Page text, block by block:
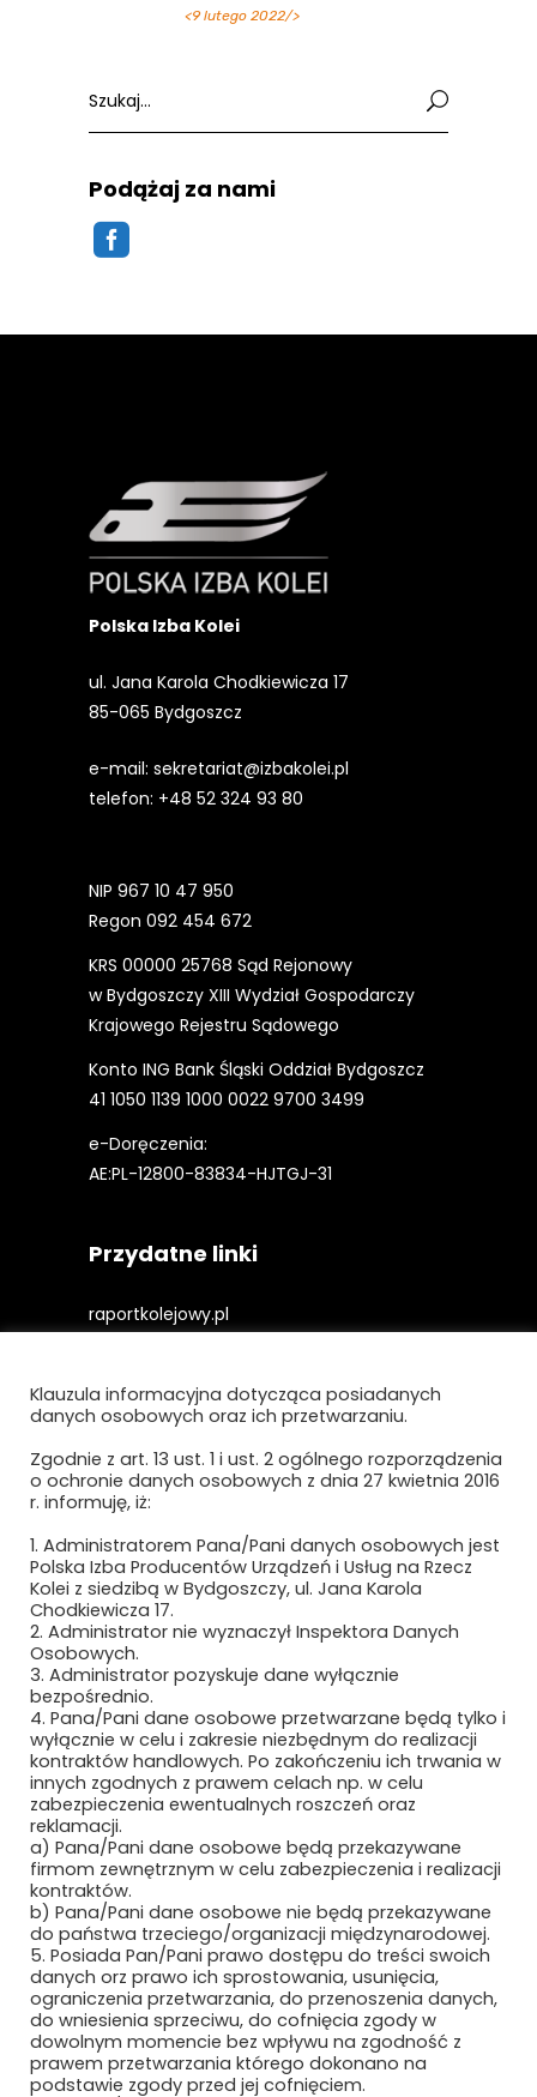
<9 lutego 2022/>
for:
Podążaj za nami
Polska Izba Kolei
ul. Jana Karola Chodkiewicza 17
85-065 Bydgoszcz
e-mail: sekretariat@izbakolei.pl
telefon: +48 52 324 93 80
NIP 967 10 47 950
Regon 092 454 672
KRS 00000 25768 Sąd Rejonowy
w Bydgoszczy XIII Wydział Gospodarczy
Krajowego Rejestru Sądowego
Konto ING Bank Śląski Oddział Bydgoszcz
41 1050 1139 1000 0022 9700 3499
e-Doręczenia:
AE:PL-12800-83834-HJTGJ-31
Przydatne linki
raportkolejowy.pl
kolejowefirmy.pl
Polityka prywatności i cookies
Regulamin strony
Newsletter
Subskrybuj, aby być na bieżąco
Bezpieczne płatności
Klauzula informacyjna dotycząca posiadanych
danych osobowych oraz ich przetwarzaniu.
Zgodnie z art. 13 ust. 1 i ust. 2 ogólnego rozporządzenia
o ochronie danych osobowych z dnia 27 kwietnia 2016
r. informuję, iż:
1. Administratorem Pana/Pani danych osobowych jest
Polska Izba Producentów Urządzeń i Usług na Rzecz
Kolei z siedzibą w Bydgoszczy, ul. Jana Karola
Chodkiewicza 17.
2. Administrator nie wyznaczył Inspektora Danych
Osobowych.
3. Administrator pozyskuje dane wyłącznie
bezpośrednio.
4. Pana/Pani dane osobowe przetwarzane będą tylko i
wyłącznie w celu i zakresie niezbędnym do realizacji
kontraktów handlowych. Po zakończeniu ich trwania w
innych zgodnych z prawem celach np. w celu
zabezpieczenia ewentualnych roszczeń oraz
reklamacji.
a) Pana/Pani dane osobowe będą przekazywane
firmom zewnętrznym w celu zabezpieczenia i realizacji
kontraktów.
b) Pana/Pani dane osobowe nie będą przekazywane
do państwa trzeciego/organizacji międzynarodowej.
5. Posiada Pan/Pani prawo dostępu do treści swoich
danych orz prawo ich sprostowania, usunięcia,
ograniczenia przetwarzania, do przenoszenia danych,
do wniesienia sprzeciwu, do cofnięcia zgody w
dowolnym momencie bez wpływu na zgodność z
prawem przetwarzania którego dokonano na
podstawie zgody przed jej cofnięciem.